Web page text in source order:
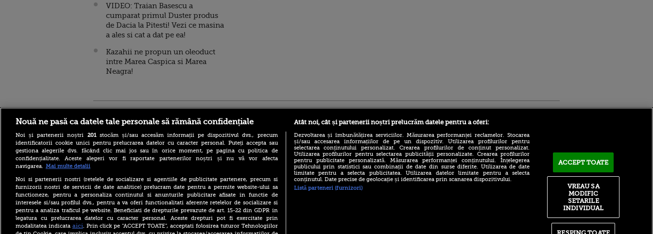
VIDEO: Traian Basescu a
cumparat primul Duster produs
de Dacia la Pitesti! Vezi ce masina
a ales si cat a dat pe ea!
Kazahii ne propun un oleoduct
intre Marea Caspica si Marea
Neagra!
româncă a fost arestată în
Germania pentru spionaj în
favoarea Rusiei
Alerta West Nile: două
persoane au murit, iar
numărul cazurilor a ajuns la
10. Măsurile de protecție
împotriva țânțarilor
(P) Descoperă Lumea
Evenimentelor din România
Atmosferă din altă lume la
City pentru 50.000.000€ și a
Nouă ne pasă ca datele tale personale să rămână confidențiale
Noi și partenerii noștri 201stocăm și/sau accesăm informații pe dispozitivul dvs., precum
identificatorii cookie unici pentru prelucrarea datelor cu caracter personal. Puteți accepta sau
gestiona alegerile dvs. făcând clic mai jos sau în orice moment, pe pagina cu politica de
confidențialitate. Aceste alegeri vor fi raportate partenerilor noștri și nu vă vor afecta
navigarea. Mai multe detalii
Noi si partenerii nostri (retelele de socializare si agentiile de publicitate partenere, precum si
furnizorii nostri de servicii de date analitice) prelucram date pentru a permite website-ului sa
functioneze, pentru a personaliza continutul si anunturile publicitare afisate in functie de
interesele si/sau profilul dvs., pentru a va oferi functionalitati aferente retelelor de socializare si
pentru a analiza traficul pe website. Beneficiati de drepturile prevazute de art. 15-22 din GDPR in
legatura cu prelucrarea datelor cu caracter personal. Aceste drepturi pot fi exercitate prin
modalitatea indicata aici. Prin click pe “ACCEPT TOATE”, acceptati folosirea tuturor Tehnologiilor
Atât noi, cât și partenerii noștri prelucrăm datele pentru a oferi:
Dezvoltarea și îmbunătățirea serviciilor. Măsurarea performanței reclamelor. Stocarea
și/sau accesarea informațiilor de pe un dispozitiv. Utilizarea profilurilor pentru
selectarea conținutului personalizat. Crearea profilurilor de conținut personalizat.
Utilizarea profilurilor pentru selectarea publicității personalizate. Crearea profilurilor
pentru publicitate personalizată. Măsurarea performanței conținutului. Înțelegerea
publicului prin statistici sau combinații de date din surse diferite. Utilizarea de date
limitate pentru a selecta publicitatea. Utilizarea datelor limitate pentru a selecta
conținutul. Date precise de geolocație și identificarea prin scanarea dispozitivului.
Listă parteneri (furnizori)
ACCEPT TOATE
VREAU SA
MODIFIC
SETARILE
INDIVIDUAL